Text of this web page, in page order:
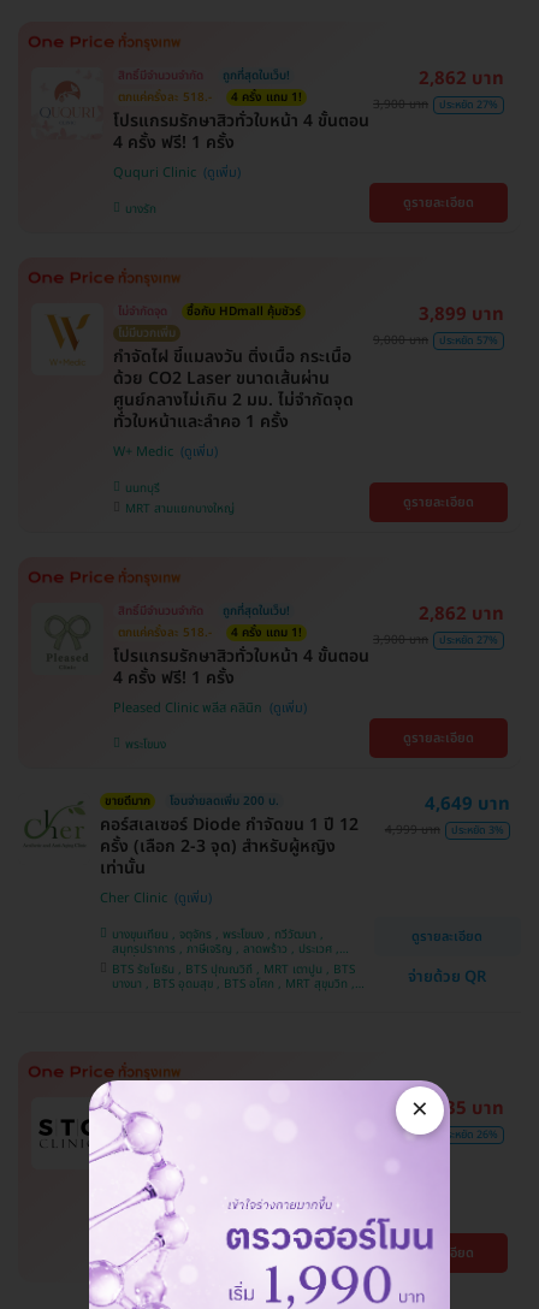
สิทธิ์มีจำนวนจำกัด
ถูกที่สุดในเว็บ!
ตกแค่ครั้งละ 518.-
4 ครั้ง แถม 1!
โปรแกรมรักษาสิวทั่วใบหน้า 4 ขั้นตอน
4 ครั้ง ฟรี! 1 ครั้ง
Ququri Clinic
บางรัก
2,862 บาท
3,900 บาท ประหยัด 27%
ดูรายละเอียด
ไม่จำกัดจุด
ซื้อกับ HDmall คุ้มชัวร์
ไม่มีบวกเพิ่ม
กำจัดไฝ ขี้แมลงวัน ติ่งเนื้อ กระเนื้อ
ด้วย CO2 Laser ขนาดเส้นผ่าน
ศูนย์กลางไม่เกิน 2 มม. ไม่จำกัดจุด
ทั่วใบหน้าและลำคอ 1 ครั้ง
W+ Medic
นนทบุรี
MRT สามแยกบางใหญ่
3,899 บาท
9,000 บาท ประหยัด 57%
ดูรายละเอียด
สิทธิ์มีจำนวนจำกัด
ถูกที่สุดในเว็บ!
ตกแค่ครั้งละ 518.-
4 ครั้ง แถม 1!
โปรแกรมรักษาสิวทั่วใบหน้า 4 ขั้นตอน
4 ครั้ง ฟรี! 1 ครั้ง
Pleased Clinic พลีส คลินิก
พระโขนง
2,862 บาท
3,900 บาท ประหยัด 27%
ดูรายละเอียด
ขายดีมาก โอนจ่ายลดเพิ่ม 200 บ.
คอร์สเลเซอร์ Diode กำจัดขน 1 ปี 12
ครั้ง (เลือก 2-3 จุด) สำหรับผู้หญิง
เท่านั้น
Cher Clinic
บางขุนเทียน , จตุจักร , พระโขนง , ทวีวัฒนา ,
สมุทรปราการ , ภาษีเจริญ , ลาดพร้าว , ประเวศ ,
บางซื่อ , คันนายาว , บางนา , ราชเทวี , คลองเตย ,
ลาดกระบัง , ปทุมวัน , บางแค
BTS รัชโยธิน , BTS ปุณณวิถี , MRT เตาปูน , BTS
บางนา , BTS อุดมสุข , BTS อโศก , MRT สุขุมวิท ,
4,649 บาท
4,999 บาท ประหยัด 3%
ดูรายละเอียด
จ่ายด้วย QR
คุ้มที่สุดในเว็บ
ถูกสุดในเว็บ!
โปรแกรมรักษาสิวทั่วหลัง 4 ขั้นตอน
รวมเลเซอร์ Dual Yellow ทั่วใบหน้า
STC Anti-Aging & Wellness Clinic
วัฒนา , จตุจักร
5,335 บาท
7,200 บาท ประหยัด 26%
ดูรายละเอียด
×